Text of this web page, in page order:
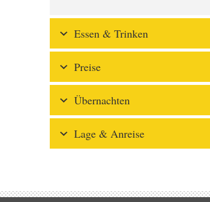
Essen & Trinken
Preise
Übernachten
Lage & Anreise